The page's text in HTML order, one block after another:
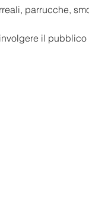
parrucche,
il pubblico